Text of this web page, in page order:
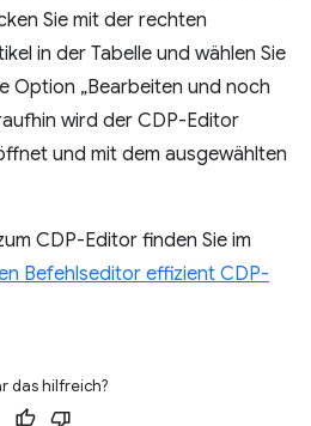
Sie mit der rechten
in der Tabelle und wählen Sie
Option „Bearbeiten und noch
wird der CDP-Editor
und mit dem ausgewählten
CDP-Editor finden Sie im
Befehlseditor effizient CDP-
das hilfreich?